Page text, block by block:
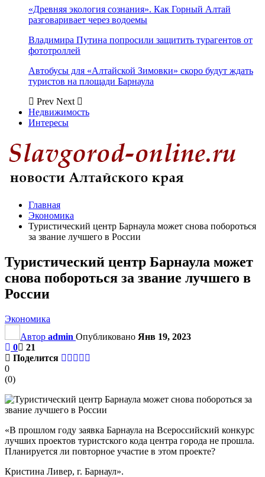
«Древняя экология сознания». Как Горный Алтай
разговаривает через водоемы
Владимира Путина попросили защитить турагентов от
фототроллей
Автобусы для «Алтайской Зимовки» скоро будут ждать
туристов на площади Барнаула
Prev Next
Недвижимость
Интересы
Главная
Экономика
Туристический центр Барнаула может снова побороться
за звание лучшего в России
Туристический центр Барнаула может
снова побороться за звание лучшего в
России
Экономика
Автор admin Опубликовано Янв 19, 2023
0
21
Поделится
0
(0)
«В прошлом году заявка Барнаула на Всероссийский конкурс
лучших проектов туристского кода центра города не прошла.
Планируется ли повторное участие в этом проекте?
Кристина Ливер, г. Барнаул».